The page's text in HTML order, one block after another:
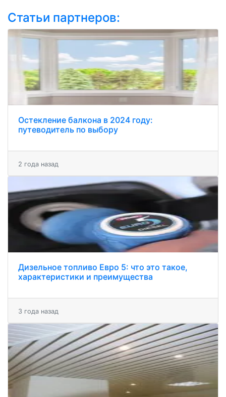
Статьи партнеров:
Остекление балкона в 2024 году:
путеводитель по выбору
2 года назад
Дизельное топливо Евро 5: что это такое,
характеристики и преимущества
3 года назад